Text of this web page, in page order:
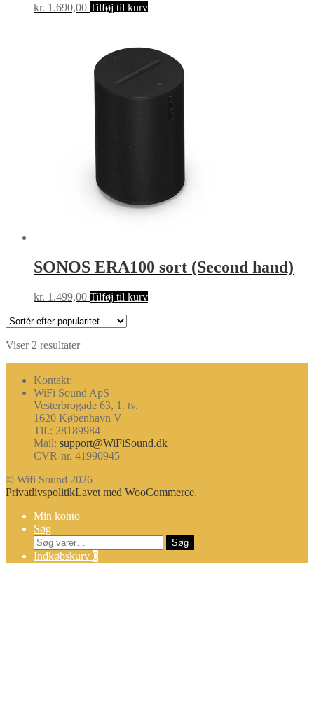
kr. 1.690,00 Tilføj til kurv
SONOS ERA100 sort (Second hand)
kr. 1.499,00 Tilføj til kurv
Viser 2 resultaterSorteret
Kontakt:
WiFi Sound ApS
Vesterbrogade 63, 1. tv.
1620 København V
Tlf.: 28189984
Mail: support@WiFiSound.dk
CVR-nr. 41990945
© Wifi Sound 2026
PrivatlivspolitikLavet med WooCommerce.
Min konto
Søg
Søg
efter:
Søg
Indkøbskurv 0